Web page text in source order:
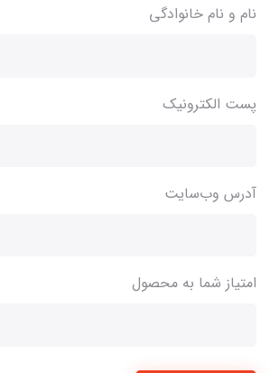
نام و نام خانوادگی
پست الکترونیک
آدرس وب‌سایت
امتیاز شما به محصول